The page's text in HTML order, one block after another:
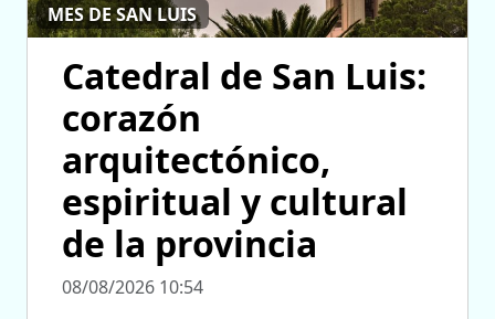
MES DE SAN LUIS
Catedral de San Luis:
corazón
arquitectónico,
espiritual y cultural
de la provincia
08/08/2026 10:54